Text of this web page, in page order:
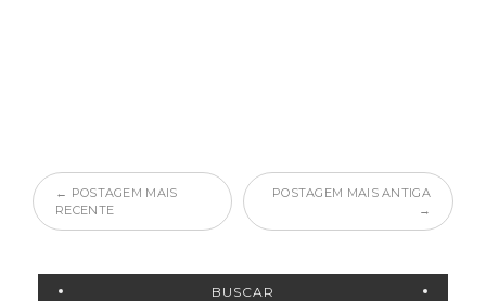
← POSTAGEM MAIS
RECENTE
POSTAGEM MAIS ANTIGA
→
BUSCAR